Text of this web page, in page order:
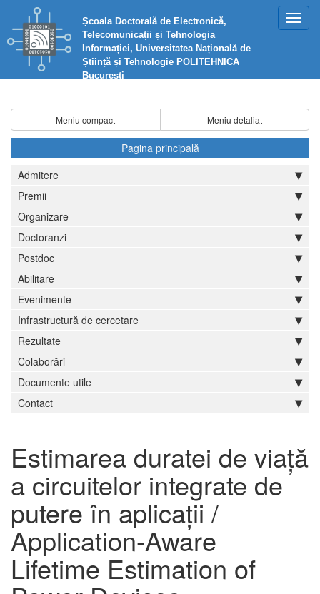
Școala Doctorală de Electronică,
Telecomunicații și Tehnologia
Informației, Universitatea Națională de
Știință și Tehnologie POLITEHNICA
București
Meniu compact Meniu detaliat
Pagina principală
Admitere
Premii
Organizare
Doctoranzi
Postdoc
Abilitare
Evenimente
Infrastructură de cercetare
Rezultate
Colaborări
Documente utile
Contact
Estimarea duratei de viață
a circuitelor integrate de
putere în aplicații /
Application-Aware
Lifetime Estimation of